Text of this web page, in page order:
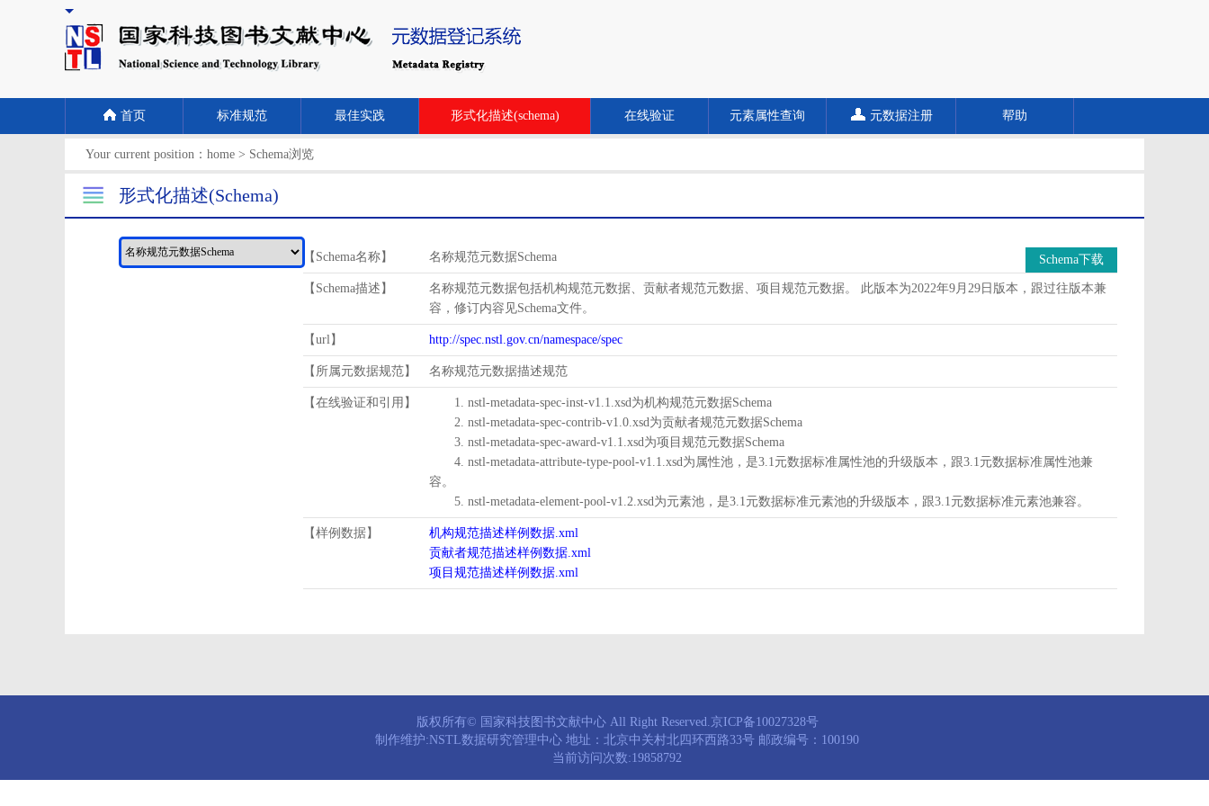
首页 标准规范 最佳实践 形式化描述(schema) 在线验证 元素属性查询 元数据注册 帮助
Your current position： home > Schema浏览
形式化描述(Schema)
【Schema名称】 名称规范元数据Schema Schema下载
【Schema描述】
名称规范元数据包括机构规范元数据、贡献者规范元数据、项目规范元数据。 此版本为2022年9月29日版本，跟过往版本兼
容，修订内容见Schema文件。
【url】 http://spec.nstl.gov.cn/namespace/spec
【所属元数据规范】 名称规范元数据描述规范
【在线验证和引用】
1. nstl-metadata-spec-inst-v1.1.xsd为机构规范元数据Schema
2. nstl-metadata-spec-contrib-v1.0.xsd为贡献者规范元数据Schema
3. nstl-metadata-spec-award-v1.1.xsd为项目规范元数据Schema
4. nstl-metadata-attribute-type-pool-v1.1.xsd为属性池，是3.1元数据标准属性池的升级版本，跟3.1元数据标准属性池兼
容。
5. nstl-metadata-element-pool-v1.2.xsd为元素池，是3.1元数据标准元素池的升级版本，跟3.1元数据标准元素池兼容。
【样例数据】
机构规范描述样例数据.xml
贡献者规范描述样例数据.xml
项目规范描述样例数据.xml
版权所有© 国家科技图书文献中心 All Right Reserved.京ICP备10027328号
制作维护:NSTL数据研究管理中心 地址：北京中关村北四环西路33号 邮政编号：100190
当前访问次数:19858792